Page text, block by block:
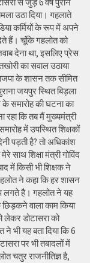
उठा दिया। गहलाते
कर्मियों के रूप में अपने
हैं। चूंकि गहलोत को
देना था, इसलिए प्रेस
का सवाल उठाया
के शासन तक सीमित
जयपुर स्थित बिड़ला
समारोह की घटना का
रहा कि तब मैं मुख्यमंत्री
में उपस्थित शिक्षकों
पड़ती है? तो अधिकांश
साथ शिक्षा मंत्री गोविंद
में किसी भी शिक्षक ने
ने कहा कि हर शासन
लगते है। गहलोत ने यह
वाला काम किया
डोटासरा को
यह बता दिया कि 6
पर भी तबादलों में
चतुर राजनीतिज्ञ है,